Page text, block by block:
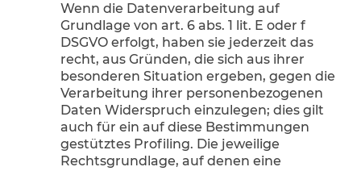
Wenn die Datenverarbeitung auf
Grundlage von art. 6 abs. 1 lit. E oder f
DSGVO erfolgt, haben sie jederzeit das
recht, aus Gründen, die sich aus ihrer
besonderen Situation ergeben, gegen die
Verarbeitung ihrer personenbezogenen
Daten Widerspruch einzulegen; dies gilt
auch für ein auf diese Bestimmungen
gestütztes Profiling. Die jeweilige
Rechtsgrundlage, auf denen eine